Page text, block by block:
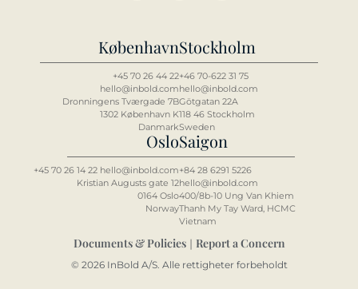
København
+45 70 26 44 22
hello@inbold.com
Dronningens Tværgade 7B
1302 København K
Danmark
Stockholm
+46 70-622 31 75
hello@inbold.com
Götgatan 22A
118 46 Stockholm
Sweden
Oslo
+45 70 26 14 22 hello@inbold.com
Kristian Augusts gate 12
0164 Oslo
Norway
Saigon
+84 28 6291 5226
hello@inbold.com
400/8b-10 Ung Van Khiem
Thanh My Tay Ward, HCMC
Vietnam
Documents & Policies| Report a Concern
© 2026 InBold A/S. Alle rettigheter forbeholdt